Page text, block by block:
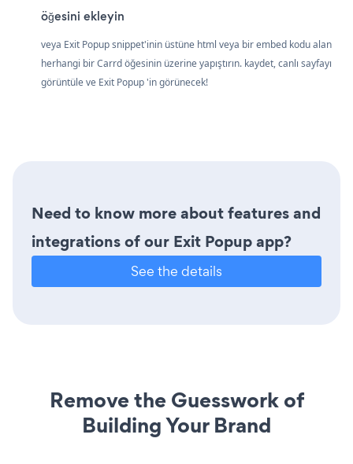
öğesini ekleyin
veya Exit Popup snippet'inin üstüne html veya bir embed kodu alan
herhangi bir Carrd öğesinin üzerine yapıştırın. kaydet, canlı sayfayı
görüntüle ve Exit Popup 'in görünecek!
Need to know more about features and
integrations of our Exit Popup app?
See the details
Remove the Guesswork of
Building Your Brand